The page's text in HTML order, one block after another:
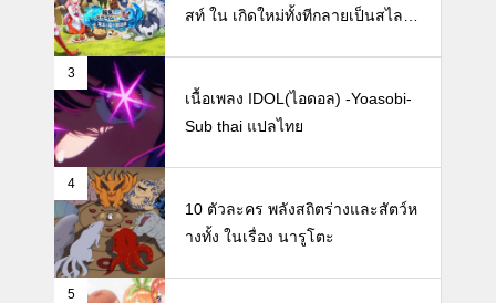
สท์ ใน เกิดใหม่ทั้งทีกลายเป็นสไลม์ไ
3
เนื้อเพลง IDOL(ไอดอล) -Yoasobi-
Sub thai แปลไทย
4
10 ตัวละคร พลังสถิตร่างและสัตว์ห
างทั้ง ในเรื่อง นารูโตะ
5